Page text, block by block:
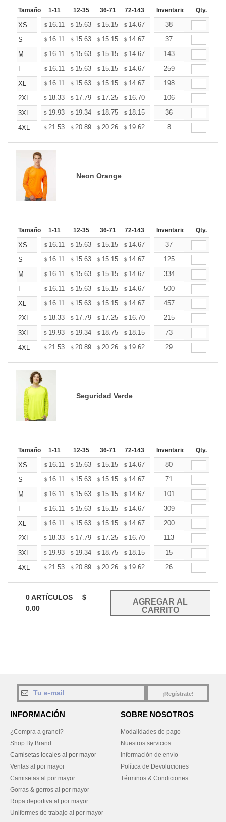
Tamaño 1-11 12-35 36-71 72-143 144-287 288 +
Inventario Qty.
XS $ 16.11 $ 15.63 $ 15.15 $ 14.67 14.20
38
S
$ 16.11 $ 15.63 $ 15.15 $ 14.67 14.20
37
M
$ 16.11 $ 15.63 $ 15.15 $ 14.67 14.20
143
L
$ 16.11 $ 15.63 $ 15.15 $ 14.67 14.20
259
XL
$ 16.11 $ 15.63 $ 15.15 $ 14.67 14.20
198
2XL
$ 18.33 $ 17.79 $ 17.25 $ 16.70 16.16
106
3XL
$ 19.93 $ 19.34 $ 18.75 $ 18.15 17.56
36
4XL
$ 21.53 $ 20.89 $ 20.26 $ 19.62 18.98
8
Neon Orange
Tamaño 1-11 12-35 36-71 72-143 144-287 288 +
Inventario Qty.
XS $ 16.11 $ 15.63 $ 15.15 $ 14.67 14.20
37
S
$ 16.11 $ 15.63 $ 15.15 $ 14.67 14.20
125
M
$ 16.11 $ 15.63 $ 15.15 $ 14.67 14.20
334
L
$ 16.11 $ 15.63 $ 15.15 $ 14.67 14.20
500
XL
$ 16.11 $ 15.63 $ 15.15 $ 14.67 14.20
457
2XL
$ 18.33 $ 17.79 $ 17.25 $ 16.70 16.16
215
3XL
$ 19.93 $ 19.34 $ 18.75 $ 18.15 17.56
73
4XL
$ 21.53 $ 20.89 $ 20.26 $ 19.62 18.98
29
Seguridad Verde
Tamaño 1-11 12-35 36-71 72-143 144-287 288 +
Inventario Qty.
XS $ 16.11 $ 15.63 $ 15.15 $ 14.67 14.20
80
S
$ 16.11 $ 15.63 $ 15.15 $ 14.67 14.20
71
M
$ 16.11 $ 15.63 $ 15.15 $ 14.67 14.20
101
L
$ 16.11 $ 15.63 $ 15.15 $ 14.67 14.20
309
XL
$ 16.11 $ 15.63 $ 15.15 $ 14.67 14.20
200
2XL
$ 18.33 $ 17.79 $ 17.25 $ 16.70 16.16
113
3XL
$ 19.93 $ 19.34 $ 18.75 $ 18.15 17.56
15
4XL
$ 21.53 $ 20.89 $ 20.26 $ 19.62 18.98
26
0ARTÍCULOS
$
0.00
¡Regístrate!
INFORMACIÓN
¿Compra a granel?
Shop By Brand
Camisetas locales al por mayor
Ventas al por mayor
Camisetas al por mayor
Gorras & gorros al por mayor
Ropa deportiva al por mayor
Uniformes de trabajo al por mayor
SOBRE NOSOTROS
Modalidades de pago
Nuestros servicios
Información de envío
Política de Devoluciones
Términos & Condiciones